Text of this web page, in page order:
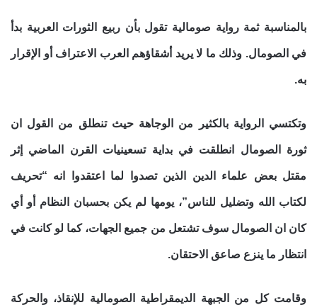
بالمناسبة ثمة رواية صومالية تقول بأن ربيع الثورات العربية بدأ
في الصومال. وذلك ما لا يريد أشقاؤهم العرب الاعتراف أو الإقرار
به.
وتكتسي الرواية بالكثير من الوجاهة حيث تنطلق من القول ان
ثورة الصومال انطلقت في بداية تسعينيات القرن الماضي إثر
مقتل بعض علماء الدين الذين تصدوا لما اعتقدوا انه “تحريف
لكتاب الله وتضليل للناس”، يومها لم يكن بحسبان النظام أو أي
كان ان الصومال سوف تشتعل من جميع الجهات، كما لو كانت في
انتظار ما ينزع صاعق الاحتقان.
وقامت كل من الجبهة الديمقراطية الصومالية للإنقاذ، والحركة